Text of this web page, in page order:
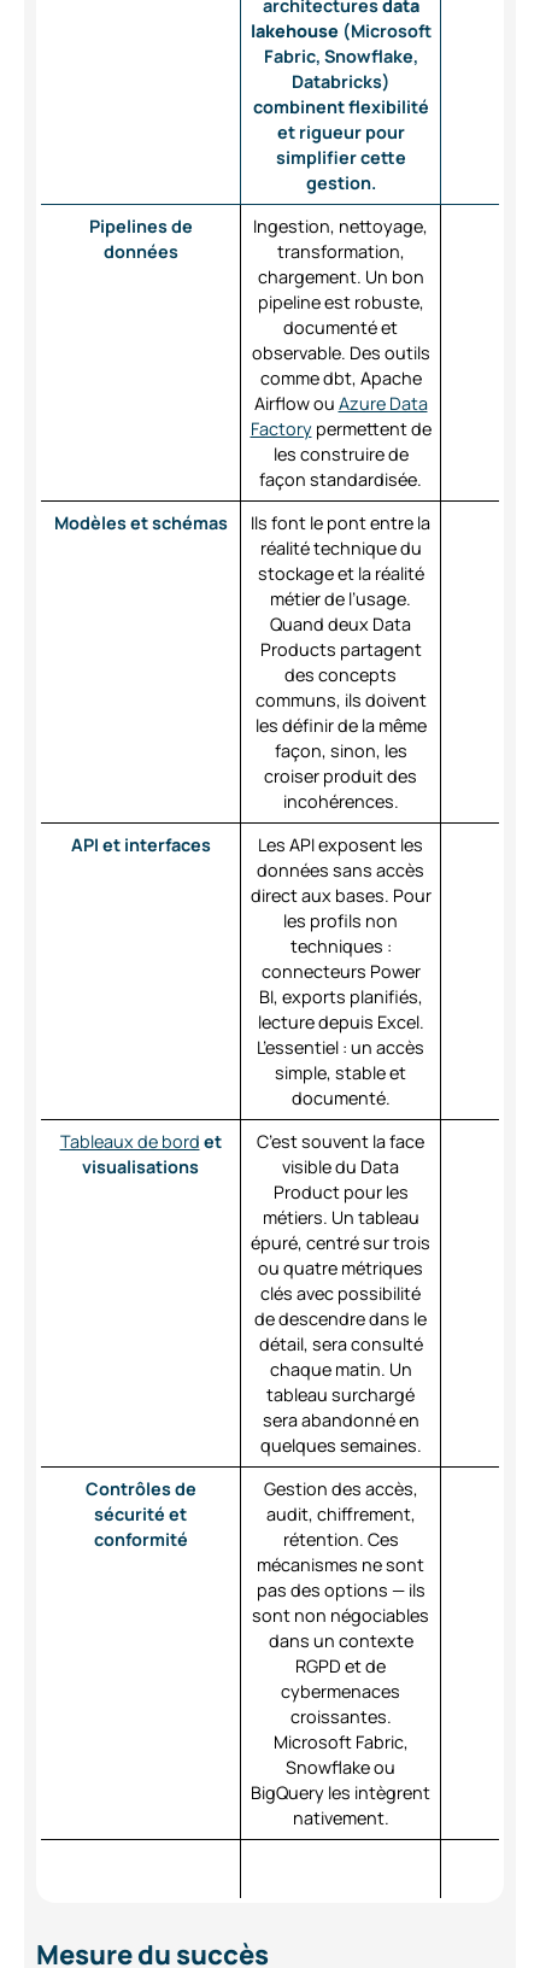
architecturesdata
lakehouse(Microsoft
Fabric, Snowflake,
Databricks)
combinent flexibilité
et rigueur pour
simplifier cette
gestion.
Pipelines de
données
Ingestion, nettoyage,
transformation,
chargement. Un bon
pipeline est robuste,
documenté et
observable. Des outils
comme dbt, Apache
Airflow ou Azure Data
Factorypermettent de
les construire de
façon standardisée.
Modèles et schémas
Ils font le pont entre la
réalité technique du
stockage et la réalité
métier de l’usage.
Quand deux Data
Products partagent
des concepts
communs, ils doivent
les définir de la même
façon, sinon, les
croiser produit des
incohérences.
API et interfaces
Les API exposent les
données sans accès
direct aux bases. Pour
les profils non
techniques :
connecteurs Power
BI, exports planifiés,
lecture depuis Excel.
L’essentiel : un accès
simple, stable et
documenté.
Tableaux de bord et
visualisations
C’est souvent la face
visible du Data
Product pour les
métiers. Un tableau
épuré, centré sur trois
ou quatre métriques
clés avec possibilité
de descendre dans le
détail, sera consulté
chaque matin. Un
tableau surchargé
sera abandonné en
quelques semaines.
Contrôles de
sécurité et
conformité
Gestion des accès,
audit, chiffrement,
rétention. Ces
mécanismes ne sont
pas des options — ils
sont non négociables
dans un contexte
RGPD et de
cybermenaces
croissantes.
Microsoft Fabric,
Snowflake ou
BigQuery les intègrent
nativement.
Mesure du succès